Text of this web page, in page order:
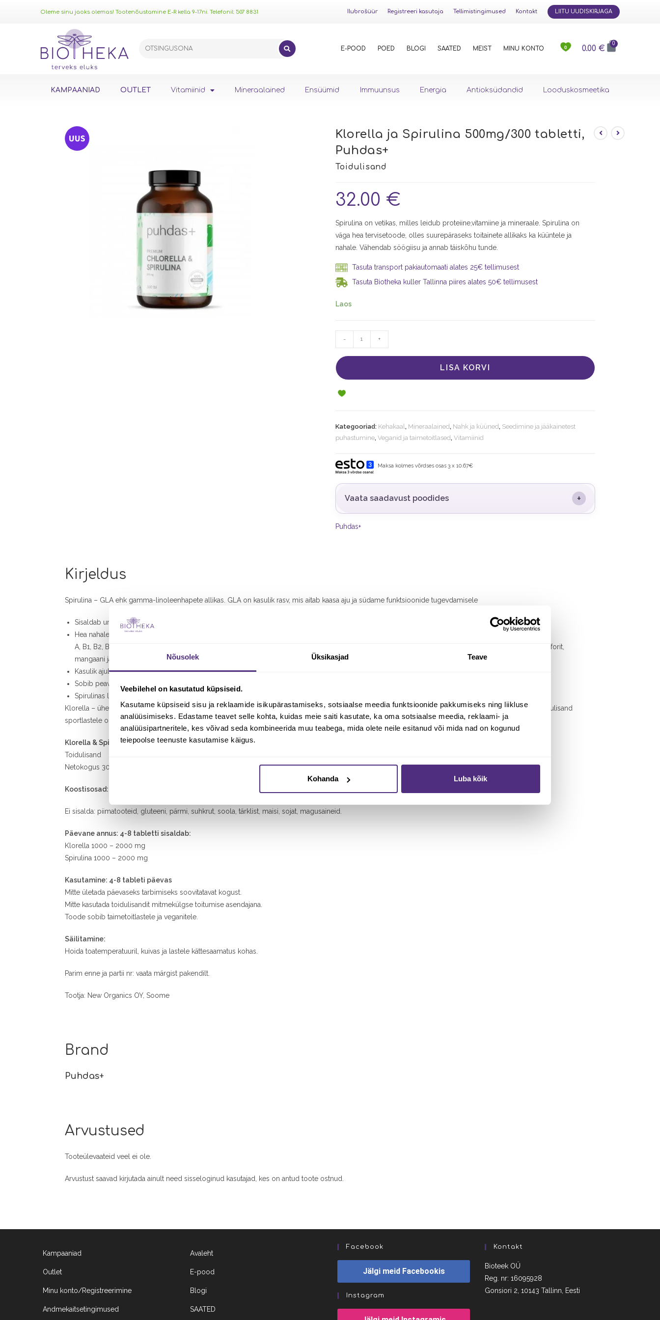
Nõusolek Üksikasjad Teave
Veebilehel on kasutatud küpsiseid.
Kasutame küpsiseid sisu ja reklaamide isikupärastamiseks, sotsiaalse meedia funktsioonide pakkumiseks ning liikluse
analüüsimiseks. Edastame teavet selle kohta, kuidas meie saiti kasutate, ka oma sotsiaalse meedia, reklaami- ja
analüüsipartneritele, kes võivad seda kombineerida muu teabega, mida olete neile esitanud või mida nad on kogunud
teiepoolse teenuste kasutamise käigus.
Kohanda Luba kõik
Oleme sinu jaoks olemas! Tootenõustamine E-R kella 9-17ni. Telefonil: 507 8831 Ilubrošüür Registreeri kasutaja Tellimistingimused Kontakt LIITU UUDISKIRJAGA
E-POOD POED BLOGI SAATED MEIST MINU KONTO 0 0.00 €
0
KAMPAANIAD OUTLET Vitamiinid Mineraalained Ensüümid Immuunsus Energia Antioksüdandid Looduskosmeetika
Klorella ja Spirulina 500mg/300 tabletti,
Puhdas+
32.00 €
Spirulina on vetikas, milles leidub proteiine,vitamiine ja mineraale. Spirulina on
väga hea tervisetoode, olles suurepäraseks toitainete allikaks ka küüntele ja
nahale. Vähendab söögiisu ja annab täiskõhu tunde.
Tasuta transport pakiautomaati alates 25€ tellimusest
Tasuta Biotheka kuller Tallinna piires alates 50€ tellimusest
Laos
- +
LISA KORVI
Kategooriad: Kehakaal, Mineraalained, Nahk ja küüned, Seedimine ja jääkainetest
puhastumine, Veganid ja taimetoitlased, Vitamiinid
Maksa kolmes võrdses osas 3 x 10.67€
Vaata saadavust poodides +
Puhdas+
Kirjeldus
Spirulina – GLA ehk gamma-linoleenhapete allikas. GLA on kasulik rasv, mis aitab kaasa aju ja südame funktsioonide tugevdamisele
Sisaldab unikaalset aminohapet glütsiin, mis on kollageeni tootmise peamine komponent.
Hea nahale, juustele, küüntele sisaldades:
A, B1, B2, B3, B6, B12, E vitamiine, oomega-6 ja oomega-3 rasvhappeid, beetakaroteeni, klorofülli, magneesiumi, naatriumi, kaltsiumi, tsinki, kaaliumi, fosforit,
mangaani ja rauda.
Kasulik ajule, närvisüsteemile, nägemisele, ebatervisliku või puuduliku toitumise korral ja imuunsussüsteemi toetamiseks.
Sobib peavalude ja väsimuse korral.
Spirulinas leiduv jood toetab kilpnäärme tööd.
Klorella – üherakuline magevee rohevetikas, mis sisaldab rohkelt klorofülli, proteiini ja vitamiine, ning märkimisväärselt rauda ja kaltsiumi. Suurepärane toidulisand
sportlastele organismi tugevdamiseks.
Klorella & Spirulina 500mg
Toidulisand
Netokogus 300 tabletti
Koostisosad:
Ei sisalda: piimatooteid, gluteeni, pärmi, suhkrut, soola, tärklist, maisi, sojat, magusaineid.
Päevane annus: 4-8 tabletti sisaldab:
Klorella 1000 – 2000 mg
Spirulina 1000 – 2000 mg
Kasutamine: 4-8 tableti päevas
Mitte ületada päevaseks tarbimiseks soovitatavat kogust.
Mitte kasutada toidulisandit mitmekülgse toitumise asendajana.
Toode sobib taimetoitlastele ja veganitele.
Säilitamine:
Hoida toatemperatuuril, kuivas ja lastele kättesaamatus kohas.
Parim enne ja partii nr: vaata märgist pakendilt.
Tootja: New Organics OY, Soome
Brand
Puhdas+
Arvustused
Tooteülevaateid veel ei ole.
Arvustust saavad kirjutada ainult need sisseloginud kasutajad, kes on antud toote ostnud.
Kampaaniad
Outlet
Minu konto/Registreerimine
Andmekaitsetingimused
Avaleht
E-pood
Blogi
SAATED
Facebook
Jälgi meid Facebookis
Instagram
Kontakt
Bioteek OÜ
Reg. nr: 16095928
Gonsiori 2, 10143 Tallinn, Eesti